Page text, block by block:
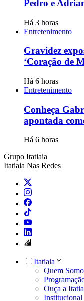
Pedro e
Há 3 horas
Entretenimento
Gravidez
‘Coração de
Há 6 horas
Entretenimento
Conheça
apontada
Há 6 horas
Grupo Itatiaia
Itatiaia Nas Redes
Itatiaia
Quem
Ouça a
Institucional